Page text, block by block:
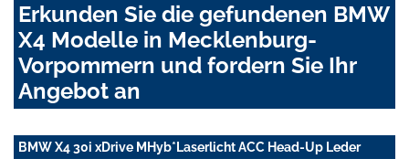
Erkunden Sie die gefundenen BMW
X4 Modelle in Mecklenburg-
Vorpommern und fordern Sie Ihr
Angebot an
BMW X4 30i xDrive MHyb*Laserlicht ACC Head-Up Leder